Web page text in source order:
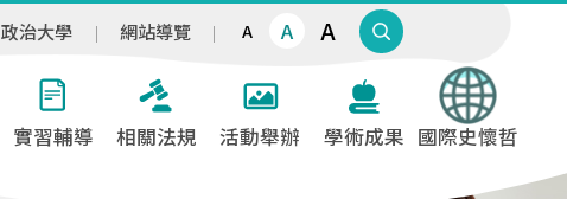
政治大學 網站導覽 A A A
實習輔導 相關法規 活動舉辦 學術成果 國際史懷哲